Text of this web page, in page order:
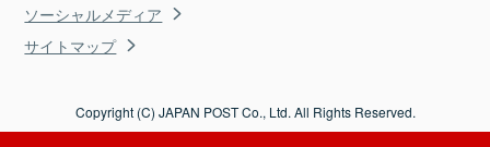
ソーシャルメディア
サイトマップ
Copyright (C) JAPAN POST Co., Ltd. All Rights Reserved.